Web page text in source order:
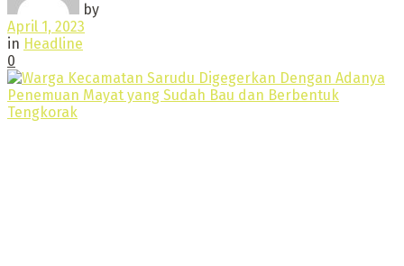
by
April 1, 2023
in Headline
0